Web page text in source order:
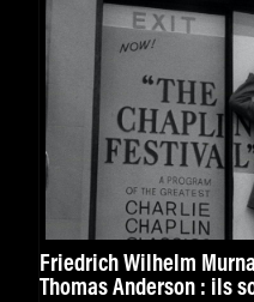
Friedrich Wilhelm
Thomas Anderson : ils